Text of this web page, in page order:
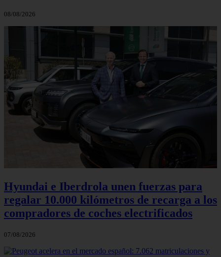
08/08/2026
Hyundai e Iberdrola unen fuerzas para
regalar 10.000 kilómetros de recarga a los
compradores de coches electrificados
07/08/2026